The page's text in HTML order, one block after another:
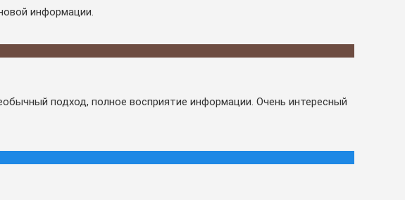
информации.
подход, полное восприятие информации. Очень интересный